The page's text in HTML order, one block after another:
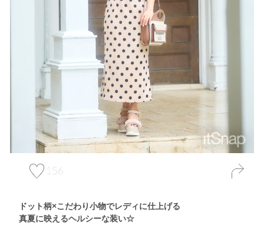
156
ドット柄×こだわり小物でレディに仕上げる
真夏に映えるヘルシーな装い☆